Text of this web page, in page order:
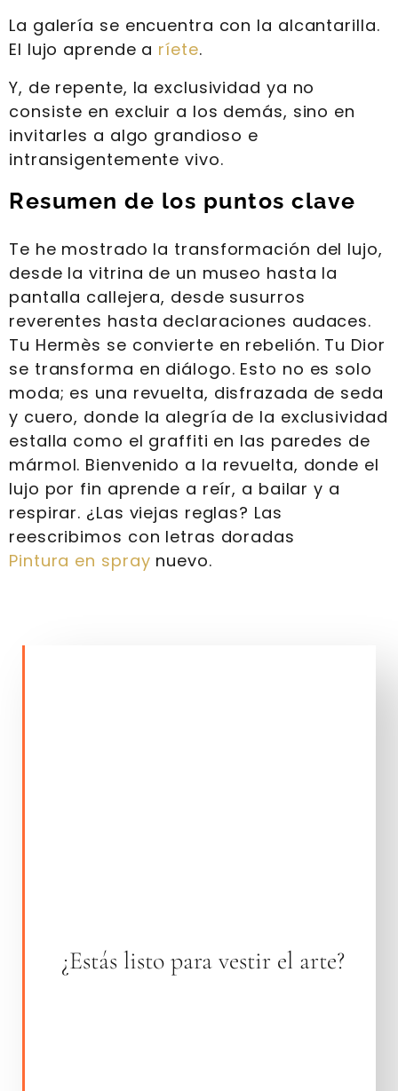
La galería se encuentra con la alcantarilla.
El lujo aprende a ríete.
Y, de repente, la exclusividad ya no
consiste en excluir a los demás, sino en
invitarles a algo grandioso e
intransigentemente vivo.
Resumen de los puntos clave
Te he mostrado la transformación del lujo,
desde la vitrina de un museo hasta la
pantalla callejera, desde susurros
reverentes hasta declaraciones audaces.
Tu Hermès se convierte en rebelión. Tu Dior
se transforma en diálogo. Esto no es solo
moda; es una revuelta, disfrazada de seda
y cuero, donde la alegría de la exclusividad
estalla como el graffiti en las paredes de
mármol. Bienvenido a la revuelta, donde el
lujo por fin aprende a reír, a bailar y a
respirar. ¿Las viejas reglas? Las
reescribimos con letras doradas
Pintura en spray nuevo.
¿Estás listo para vestir el arte?